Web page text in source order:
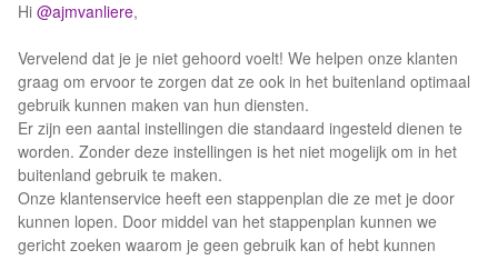
Hi @ajmvanliere,
Vervelend dat je je niet gehoord voelt! We helpen onze klanten
graag om ervoor te zorgen dat ze ook in het buitenland optimaal
gebruik kunnen maken van hun diensten.
Er zijn een aantal instellingen die standaard ingesteld dienen te
worden. Zonder deze instellingen is het niet mogelijk om in het
buitenland gebruik te maken.
Onze klantenservice heeft een stappenplan die ze met je door
kunnen lopen. Door middel van het stappenplan kunnen we
gericht zoeken waarom je geen gebruik kan of hebt kunnen